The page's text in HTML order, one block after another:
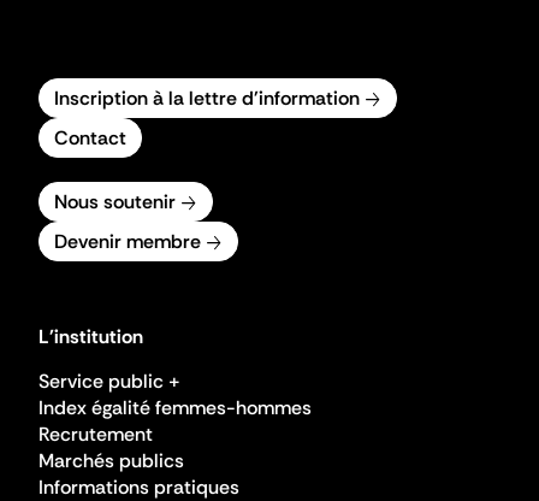
Inscription à la lettre d'information
Contact
Nous soutenir
Devenir membre
L'institution
Service public +
Index égalité femmes-hommes
Recrutement
Marchés publics
Informations pratiques